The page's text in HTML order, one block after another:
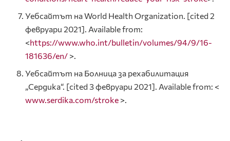
Уебсайтът на World Health Organization. [cited 2
февруари 2021]. Available from:
<https://www.who.int/bulletin/volumes/94/9/16-
181636/en/ >.
Уебсайтът на Болница за рехабилитация
„Сердика“. [cited 3 февруари 2021]. Available from: <
www.serdika.com/stroke >.